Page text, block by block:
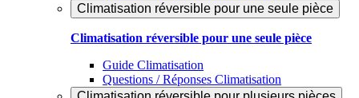
Climatisation réversible pour une seule pièce
Climatisation réversible pour une seule pièce
Guide Climatisation
Questions / Réponses Climatisation